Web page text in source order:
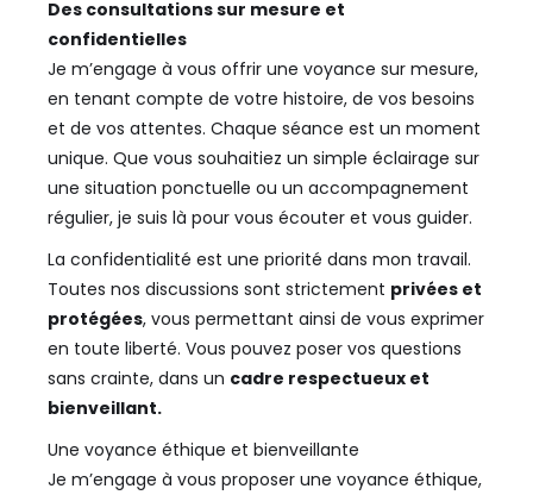
Des consultations sur mesure et
confidentielles
Je m’engage à vous offrir une voyance sur mesure,
en tenant compte de votre histoire, de vos besoins
et de vos attentes. Chaque séance est un moment
unique. Que vous souhaitiez un simple éclairage sur
une situation ponctuelle ou un accompagnement
régulier, je suis là pour vous écouter et vous guider.
La confidentialité est une priorité dans mon travail.
Toutes nos discussions sont strictement privées et
protégées, vous permettant ainsi de vous exprimer
en toute liberté. Vous pouvez poser vos questions
sans crainte, dans un cadre respectueux et
bienveillant.
Une voyance éthique et bienveillante
Je m’engage à vous proposer une voyance éthique,